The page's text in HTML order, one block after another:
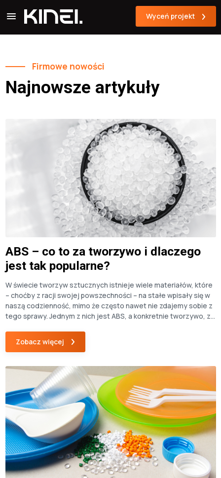
Wyceń projekt
Firmowe nowości
Najnowsze artykuły
ABS – co to za tworzywo i dlaczego
jest tak popularne?
W świecie tworzyw sztucznych istnieje wiele materiałów, które
– choćby z racji swojej powszechności – na stałe wpisały się w
naszą codzienność, mimo że często nawet nie zdajemy sobie z
tego sprawy. Jednym z nich jest ABS, a konkretnie tworzywo, z
od obudowy telefonu, poprzez elementy […]
Zobacz więcej